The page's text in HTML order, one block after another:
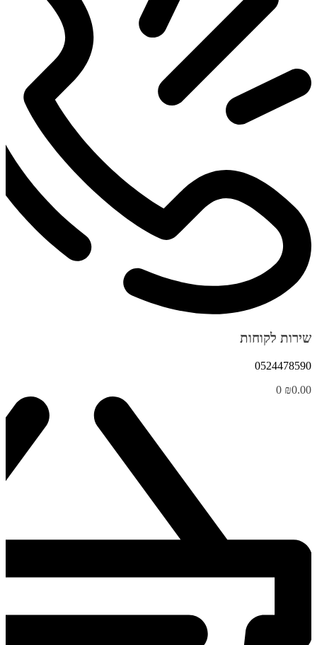
שירות לקוחות
0524478590
₪0.00
0